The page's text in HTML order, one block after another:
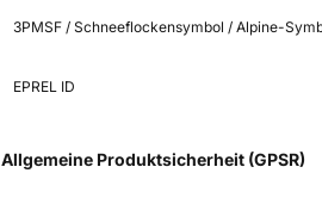
3PMSF / Schneeflockensymbol / Alpine-
EPREL ID
Allgemeine Produktsicherheit (GPSR)